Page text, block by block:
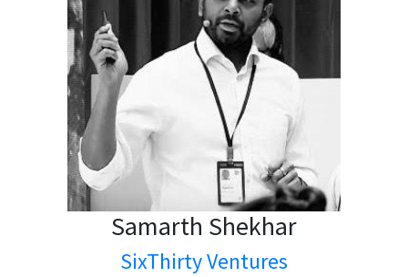
Samarth Shekhar
SixThirty Ventures